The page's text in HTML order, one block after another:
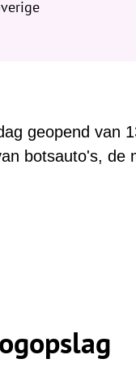
geopend van
botsauto's, de